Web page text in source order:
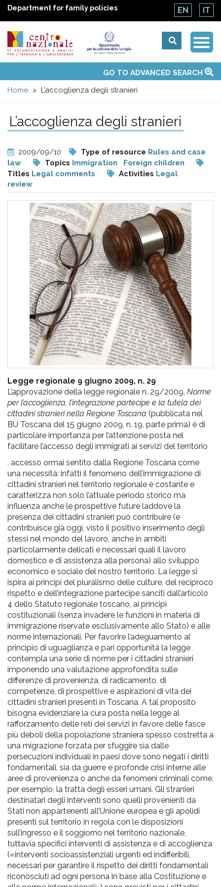
Department for family policies EN IT
Centro
nazionale
di
Documentazione
e
analisi
pr
l'infanzia
l'adolescenza
menuTopics
Activities
UN Convention
National ObservatoriesGO TO ADVANCED SEARCH
Home
L’accoglienza degli stranieri
L’accoglienza degli stranieri
2009/09/10 Type of resource Rules and case
law
Topics Immigration
Foreign children
Titles Legal comments Activities Legal
review
Legge regionale 9 giugno 2009, n. 29
L’approvazione della legge regionale n. 29/2009, Norme
per l’accoglienza, l’integrazione partecipe e la tutela dei
cittadini stranieri nella Regione Toscana (pubblicata nel
BU Toscana del 15 giugno 2009, n. 19, parte prima) è di
particolare importanza per l’attenzione posta nel
facilitare l’accesso degli immigrati ai servizi del territorio
, accesso ormai sentito dalla Regione Toscana come
una necessità: infatti il fenomeno dell’immigrazione di
cittadini stranieri nel territorio regionale è costante e
caratterizza non solo l’attuale periodo storico ma
influenza anche le prospettive future laddove la
presenza dei cittadini stranieri può contribuire (e
contribuisce già oggi, visto il positivo inserimento degli
stessi nel mondo del lavoro, anche in ambiti
particolarmente delicati e necessari quali il lavoro
domestico e di assistenza alla persona) allo sviluppo
economico e sociale del nostro territorio. La legge si
ispira ai principi del pluralismo delle culture, del reciproco
rispetto e dell’integrazione partecipe sanciti dall’articolo
4 dello Statuto regionale toscano, ai principi
costituzionali (senza invadere le funzioni in materia di
immigrazione riservate esclusivamente allo Stato) e alle
norme internazionali. Per favorire l’adeguamento al
principio di uguaglianza e pari opportunità la legge
contempla una serie di norme per i cittadini stranieri
imponendo una valutazione approfondita sulle
differenze di provenienza, di radicamento, di
competenze, di prospettive e aspirazioni di vita dei
cittadini stranieri presenti in Toscana. A tal proposito
bisogna evidenziare la cura posta nella legge al
rafforzamento delle reti dei servizi in favore delle fasce
più deboli della popolazione straniera spesso costretta a
una migrazione forzata per sfuggire sia dalle
persecuzioni individuali in paesi dove sono negati i diritti
fondamentali, sia da guerre e profonde crisi interne alle
aree di provenienza o anche da fenomeni criminali come,
per esempio, la tratta degli esseri umani. Gli stranieri
destinatari degli interventi sono quelli provenienti da
Stati non appartenenti all’Unione europea e gli apolidi
presenti sul territorio in regola con le disposizioni
sull’ingresso e il soggiorno nel territorio nazionale,
tuttavia specifici interventi di assistenza e di accoglienza
(«interventi socioassistenziali urgenti ed indifferibili,
necessari per garantire il rispetto dei diritti fondamentali
riconosciuti ad ogni persona in base alla Costituzione e